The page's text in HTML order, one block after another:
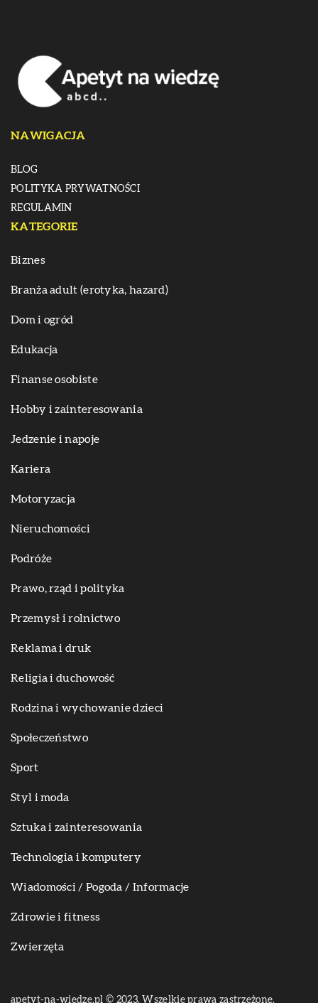
NAWIGACJA
BLOG
POLITYKA PRYWATNOŚCI
REGULAMIN
KATEGORIE
Biznes
Branża adult (erotyka, hazard)
Dom i ogród
Edukacja
Finanse osobiste
Hobby i zainteresowania
Jedzenie i napoje
Kariera
Motoryzacja
Nieruchomości
Podróże
Prawo, rząd i polityka
Przemysł i rolnictwo
Reklama i druk
Religia i duchowość
Rodzina i wychowanie dzieci
Społeczeństwo
Sport
Styl i moda
Sztuka i zainteresowania
Technologia i komputery
Wiadomości / Pogoda / Informacje
Zdrowie i fitness
Zwierzęta
apetyt-na-wiedze.pl © 2023. Wszelkie prawa zastrzeżone.